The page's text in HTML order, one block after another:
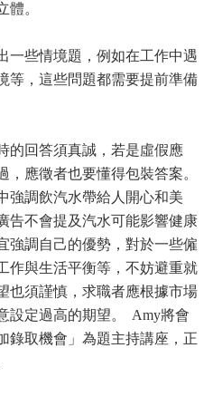
體。
一些情境題，例如在工作中遇
等，這些問題都需要提前準備
的回答須真誠，若是虛假應
應徵者也要懂得包裝答案。
強調飲汽水帶給人開心和美
告不會提及汽水可能影響健康
強調自己的優勢，對於一些僱
作與生活平衡等，不妨避重就
也須謹慎，求職者應根據市場
設定過高的期望。 Amy將會
錄取機會」為題主持講座，正